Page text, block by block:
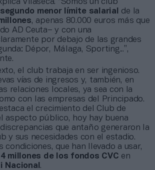
Vilaseca. “Somos un club
menor límite salarial
de la
, apenas 80.000 euros más que
AD Ceuta– y con una
por debajo de las grandes
Dépor, Málaga, Sporting...”,
el club trabaja en ser ingenioso.
vías de ingresos y, también, en
relaciones locales, ya sea con la
con las empresas del Principado.
el crecimiento del Club de
aspecto público, hoy hay buena
que antaño generaron la
y sus necesidades con el estadio.
condiciones, que han llevado a usar,
4 millones de los fondos CVC en
Nacional .